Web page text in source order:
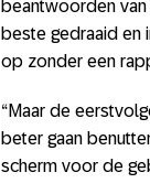
beantwoorden
beste gedraaid en
op zonder een
“Maar de
beter gaan
scherm voor de